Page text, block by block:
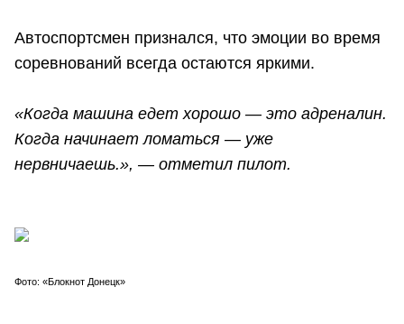
Автоспортсмен признался, что эмоции во время
соревнований всегда остаются яркими.
«Когда машина едет хорошо — это адреналин.
Когда начинает ломаться — уже
нервничаешь.», — отметил пилот.
Фото: «Блокнот Донецк»